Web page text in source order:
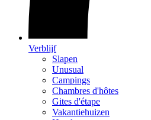
Verblijf
Slapen
Unusual
Campings
Chambres d'hôtes
Gites d'étape
Vakantiehuizen